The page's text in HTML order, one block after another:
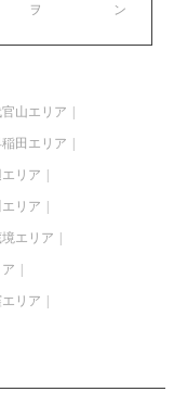
ヲ ン
山エリア
田エリア
リア
リア
エリア
リア